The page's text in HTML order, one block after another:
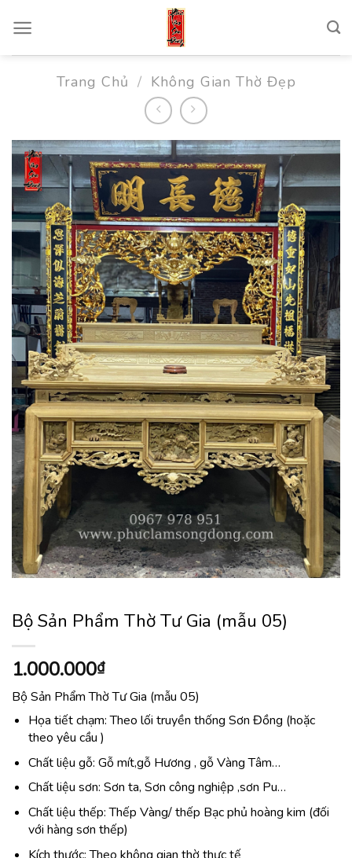
content
Trang Chủ / Không Gian Thờ Đẹp
Bộ Sản Phẩm Thờ Tư Gia (mẫu 05)
1.000.000₫
Bộ Sản Phẩm Thờ Tư Gia (mẫu 05)
Họa tiết chạm: Theo lối truyền thống Sơn Đồng (hoặc
theo yêu cầu )
Chất liệu gỗ: Gỗ mít,gỗ Hương , gỗ Vàng Tâm…
Chất liệu sơn: Sơn ta, Sơn công nghiệp ,sơn Pu…
Chất liệu thếp: Thếp Vàng/ thếp Bạc phủ hoàng kim (đối
với hàng sơn thếp)
Kích thước: Theo không gian thờ thực tế